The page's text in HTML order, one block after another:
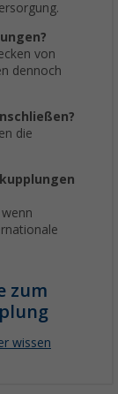
von
dennoch
die
zum
wissen